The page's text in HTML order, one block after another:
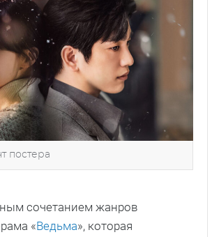
постера
сочетанием жанров
«Ведьма», которая